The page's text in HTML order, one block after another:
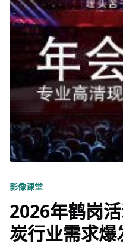
影像课堂
2026年鹤岗
炭行业需求爆